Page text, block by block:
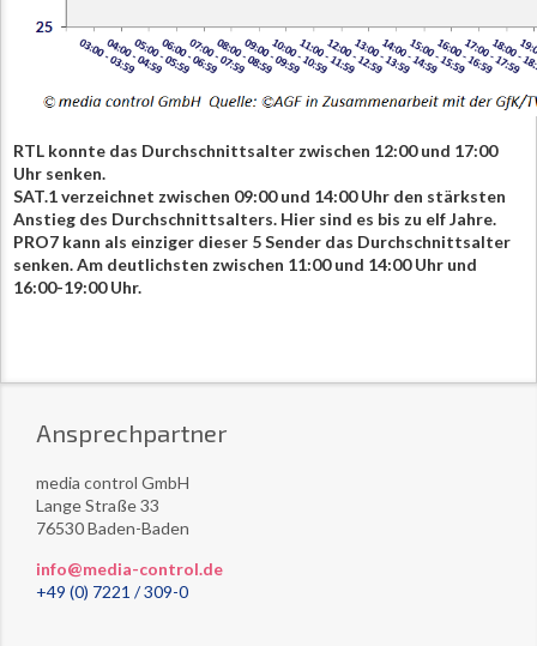
RTL konnte das Durchschnittsalter zwischen 12:00 und 17:00
Uhr senken.
SAT.1 verzeichnet zwischen 09:00 und 14:00 Uhr den stärksten
Anstieg des Durchschnittsalters. Hier sind es bis zu elf Jahre.
PRO7 kann als einziger dieser 5 Sender das Durchschnittsalter
senken. Am deutlichsten zwischen 11:00 und 14:00 Uhr und
16:00-19:00 Uhr.
Ansprechpartner
media control GmbH
Lange Straße 33
76530 Baden-Baden
info@media-control.de
+49 (0) 7221 / 309-0